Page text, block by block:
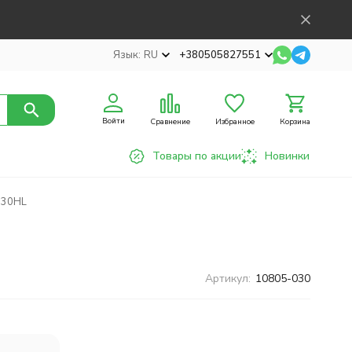
Язык: RU +380505827551
Войти Сравнение Избранное Корзина
Товары по акции Новинки
Артикул: 10805-030